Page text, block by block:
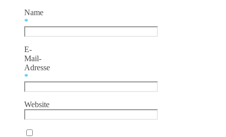
Name
*
E-
Mail-
Adresse
*
Website